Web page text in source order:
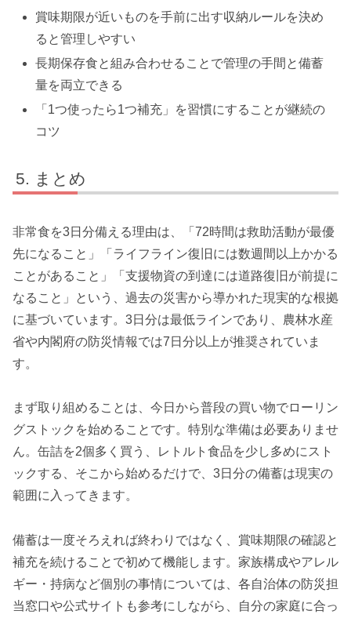
賞味期限が近いものを手前に出す収納ルールを決め
ると管理しやすい
長期保存食と組み合わせることで管理の手間と備蓄
量を両立できる
「1つ使ったら1つ補充」を習慣にすることが継続の
コツ
まとめ
非常食を3日分備える理由は、「72時間は救助活動が最優
先になること」「ライフライン復旧には数週間以上かかる
ことがあること」「支援物資の到達には道路復旧が前提に
なること」という、過去の災害から導かれた現実的な根拠
に基づいています。3日分は最低ラインであり、農林水産
省や内閣府の防災情報では7日分以上が推奨されていま
す。
まず取り組めることは、今日から普段の買い物でローリン
グストックを始めることです。特別な準備は必要ありませ
ん。缶詰を2個多く買う、レトルト食品を少し多めにスト
ックする、そこから始めるだけで、3日分の備蓄は現実の
範囲に入ってきます。
備蓄は一度そろえれば終わりではなく、賞味期限の確認と
補充を続けることで初めて機能します。家族構成やアレル
ギー・持病など個別の事情については、各自治体の防災担
当窓口や公式サイトも参考にしながら、自分の家庭に合っ